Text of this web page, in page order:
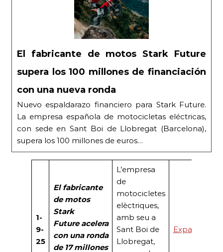
El fabricante de motos Stark Future
supera los 100 millones de financiación
con una nueva ronda
Nuevo espaldarazo financiero para Stark Future.
La empresa española de motocicletas eléctricas,
con sede en Sant Boi de Llobregat (Barcelona),
supera los 100 millones de euros…
1-
9-
25
El fabricante
de motos
Stark
Futureacelera
con una ronda
de 17 millones
L’empresa
de
motocicletes
elèctriques,
amb seu a
Sant Boi de
Llobregat,
Expansión